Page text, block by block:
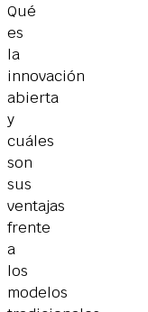
Qué
es
la
innovación
abierta
y
cuáles
son
sus
ventajas
frente
a
los
modelos